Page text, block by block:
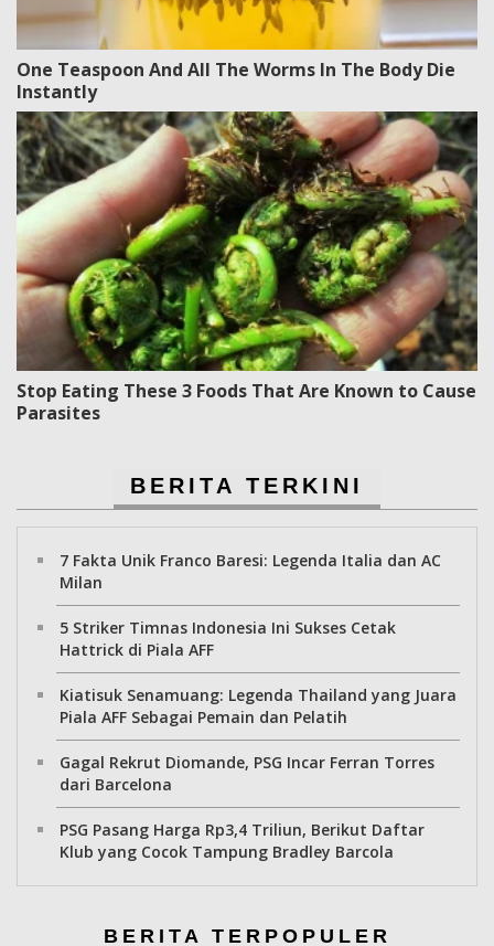
One Teaspoon And All The Worms In The Body Die
Instantly
Stop Eating These 3 Foods That Are Known to Cause
Parasites
BERITA TERKINI
7 Fakta Unik Franco Baresi: Legenda Italia dan AC
Milan
5 Striker Timnas Indonesia Ini Sukses Cetak
Hattrick di Piala AFF
Kiatisuk Senamuang: Legenda Thailand yang Juara
Piala AFF Sebagai Pemain dan Pelatih
Gagal Rekrut Diomande, PSG Incar Ferran Torres
dari Barcelona
PSG Pasang Harga Rp3,4 Triliun, Berikut Daftar
Klub yang Cocok Tampung Bradley Barcola
BERITA TERPOPULER